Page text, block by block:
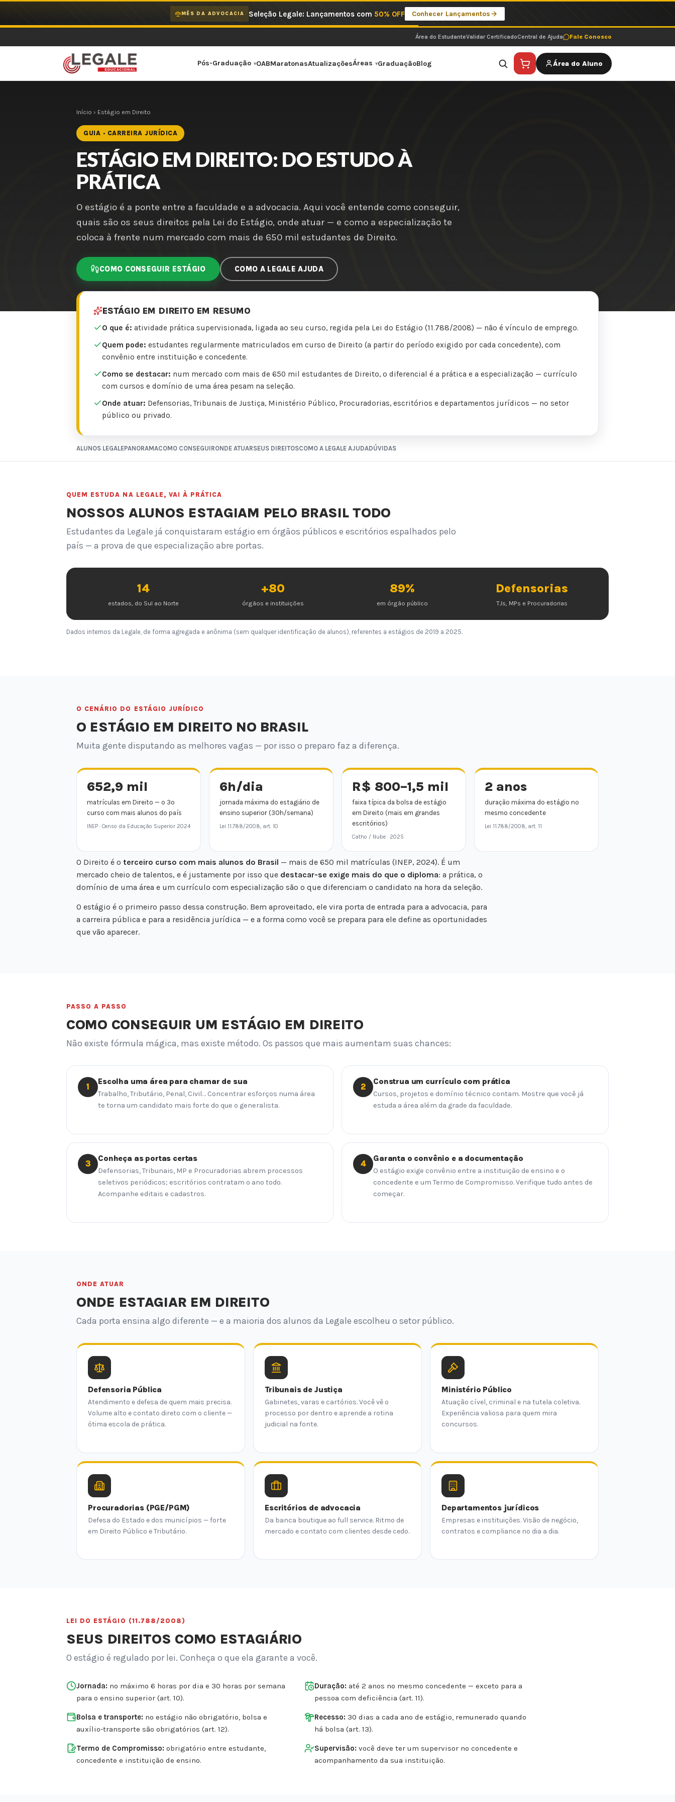
o
MÊS DA ADVOCACIA Seleção Legale: Lançamentos com 50% OFF Conhecer Lançamentos
Área do EstudanteValidar CertificadoCentral de Ajuda Fale Conosco
Pós-Graduação OABMaratonasAtualizaçõesÁreas GraduaçãoBlog Área do Aluno
Início › Estágio em Direito
GUIA · CARREIRA JURÍDICA
ESTÁGIO EM DIREITO: DO ESTUDO À
PRÁTICA
O estágio é a ponte entre a faculdade e a advocacia. Aqui você entende como conseguir,
quais são os seus direitos pela Lei do Estágio, onde atuar — e como a especialização te
coloca à frente num mercado com mais de 650 mil estudantes de Direito.
COMO CONSEGUIR ESTÁGIO COMO A LEGALE AJUDA
ESTÁGIO EM DIREITO EM RESUMO
O que é: atividade prática supervisionada, ligada ao seu curso, regida pela Lei do Estágio (11.788/2008) — não é vínculo de emprego.
Quem pode: estudantes regularmente matriculados em curso de Direito (a partir do período exigido por cada concedente), com
convênio entre instituição e concedente.
Como se destacar: num mercado com mais de 650 mil estudantes de Direito, o diferencial é a prática e a especialização — currículo
com cursos e domínio de uma área pesam na seleção.
Onde atuar: Defensorias, Tribunais de Justiça, Ministério Público, Procuradorias, escritórios e departamentos jurídicos — no setor
público ou privado.
ALUNOS LEGALEPANORAMACOMO CONSEGUIRONDE ATUARSEUS DIREITOSCOMO A LEGALE AJUDADÚVIDAS
QUEM ESTUDA NA LEGALE, VAI À PRÁTICA
NOSSOS ALUNOS ESTAGIAM PELO BRASIL TODO
Estudantes da Legale já conquistaram estágio em órgãos públicos e escritórios espalhados pelo
país — a prova de que especialização abre portas.
14
estados, do Sul ao Norte
+80
órgãos e instituições
89%
em órgão público
Defensorias
TJs, MPs e Procuradorias
Dados internos da Legale, de forma agregada e anônima (sem qualquer identificação de alunos), referentes a estágios de 2019 a 2025.
O CENÁRIO DO ESTÁGIO JURÍDICO
O ESTÁGIO EM DIREITO NO BRASIL
Muita gente disputando as melhores vagas — por isso o preparo faz a diferença.
652,9 mil
matrículas em Direito — o 3º
curso com mais alunos do país
INEP · Censo da Educação Superior 2024
6h/dia
jornada máxima do estagiário de
ensino superior (30h/semana)
Lei 11.788/2008, art. 10
R$ 800–1,5 mil
faixa típica da bolsa de estágio
em Direito (mais em grandes
escritórios)
Catho / Nube · 2025
2 anos
duração máxima do estágio no
mesmo concedente
Lei 11.788/2008, art. 11
O Direito é o terceiro curso com mais alunos do Brasil — mais de 650 mil matrículas (INEP, 2024). É um
mercado cheio de talentos, e é justamente por isso que destacar-se exige mais do que o diploma: a prática, o
domínio de uma área e um currículo com especialização são o que diferenciam o candidato na hora da seleção.
O estágio é o primeiro passo dessa construção. Bem aproveitado, ele vira porta de entrada para a advocacia, para
a carreira pública e para a residência jurídica — e a forma como você se prepara para ele define as oportunidades
que vão aparecer.
PASSO A PASSO
COMO CONSEGUIR UM ESTÁGIO EM DIREITO
Não existe fórmula mágica, mas existe método. Os passos que mais aumentam suas chances:
1
Escolha uma área para chamar de sua
Trabalho, Tributário, Penal, Civil… Concentrar esforços numa área
te torna um candidato mais forte do que o generalista.
2
Construa um currículo com prática
Cursos, projetos e domínio técnico contam. Mostre que você já
estuda a área além da grade da faculdade.
3
Conheça as portas certas
Defensorias, Tribunais, MP e Procuradorias abrem processos
seletivos periódicos; escritórios contratam o ano todo.
Acompanhe editais e cadastros.
4
Garanta o convênio e a documentação
O estágio exige convênio entre a instituição de ensino e o
concedente e um Termo de Compromisso. Verifique tudo antes de
começar.
ONDE ATUAR
ONDE ESTAGIAR EM DIREITO
Cada porta ensina algo diferente — e a maioria dos alunos da Legale escolheu o setor público.
Defensoria Pública
Atendimento e defesa de quem mais precisa.
Volume alto e contato direto com o cliente —
ótima escola de prática.
Tribunais de Justiça
Gabinetes, varas e cartórios. Você vê o
processo por dentro e aprende a rotina
judicial na fonte.
Ministério Público
Atuação cível, criminal e na tutela coletiva.
Experiência valiosa para quem mira
concursos.
Procuradorias (PGE/PGM)
Defesa do Estado e dos municípios — forte
em Direito Público e Tributário.
Escritórios de advocacia
Da banca boutique ao full service. Ritmo de
mercado e contato com clientes desde cedo.
Departamentos jurídicos
Empresas e instituições. Visão de negócio,
contratos e compliance no dia a dia.
LEI DO ESTÁGIO (11.788/2008)
SEUS DIREITOS COMO ESTAGIÁRIO
O estágio é regulado por lei. Conheça o que ela garante a você.
Jornada: no máximo 6 horas por dia e 30 horas por semana
para o ensino superior (art. 10).
Duração: até 2 anos no mesmo concedente — exceto para a
pessoa com deficiência (art. 11).
Bolsa e transporte: no estágio não obrigatório, bolsa e
auxílio-transporte são obrigatórios (art. 12).
Recesso: 30 dias a cada ano de estágio, remunerado quando
há bolsa (art. 13).
Termo de Compromisso: obrigatório entre estudante,
concedente e instituição de ensino.
Supervisão: você deve ter um supervisor no concedente e
acompanhamento da sua instituição.